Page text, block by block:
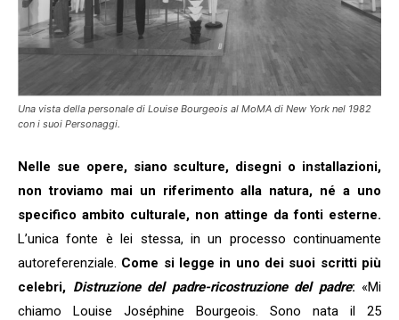
Una vista della personale di Louise Bourgeois al MoMA di New York nel 1982
con i suoi Personaggi.
Nelle sue opere, siano sculture, disegni o installazioni,
non troviamo mai un riferimento alla natura, né a uno
specifico ambito culturale, non attinge da fonti esterne.
L’unica fonte è lei stessa, in un processo continuamente
autoreferenziale. Come si legge in uno dei suoi scritti più
celebri, Distruzione del padre-ricostruzione del padre: «Mi
chiamo Louise Joséphine Bourgeois. Sono nata il 25